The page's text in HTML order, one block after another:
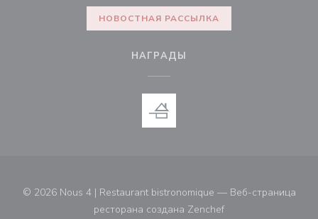
НОВОСТНАЯ РАССЫЛКА
НАГРАДЫ
© 2026 Nous 4 | Restaurant bistronomique — Веб-страница
ресторана создана Zenchef((открывается в